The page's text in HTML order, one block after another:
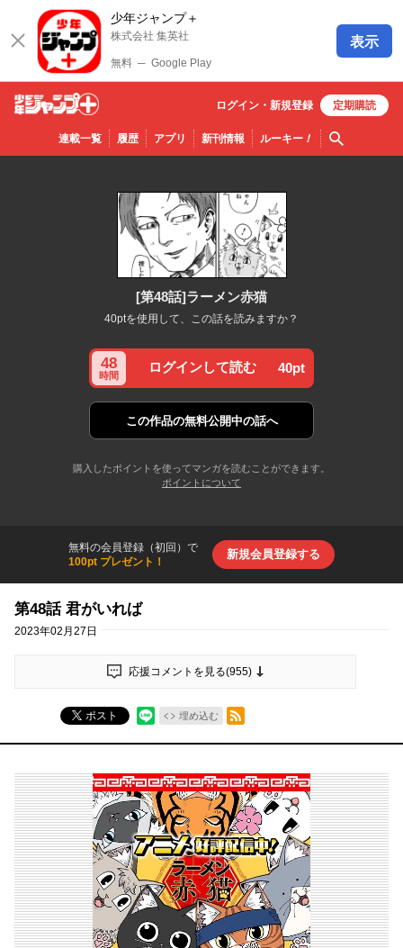
少年ジャンプ＋
株式会社 集英社
無料 ─ Google Play
表示
少年ジ
ャンプ
連載一覧 履歴 アプリ 新刊情報 ルーキー！ 検索
ログイン・ 新規登録 定期購読
[第48話]ラーメン赤猫
40ptを使用して、この話を読みますか？
48
時間
ログインして読む 40pt
この作品の無料公開中の話へ
購入したポイントを使ってマンガを読むことができます。
ポイントについて
無料の会員登録（初回）で
100pt プレゼント！
新規会員登録する
第48話 君がいれば
2023年02月27日
応援コメントを見る(955)
ポスト 埋め込む
RSSフィード